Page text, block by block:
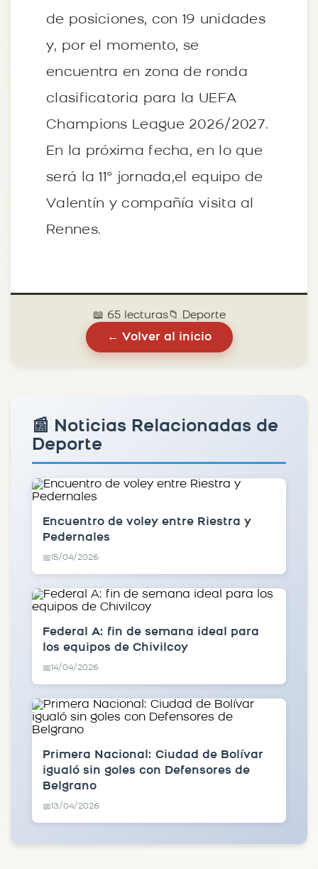
de posiciones, con 19 unidades
y, por el momento, se
encuentra en zona de ronda
clasificatoria para la UEFA
Champions League 2026/2027.
En la próxima fecha, en lo que
será la 11° jornada,el equipo de
Valentín y compañía visita al
Rennes.
📖 65 lecturas📁 Deporte
← Volver al inicio
📰 Noticias Relacionadas de
Deporte
Encuentro de voley entre Riestra y
Pedernales
📅15/04/2026
Federal A: fin de semana ideal para
los equipos de Chivilcoy
📅14/04/2026
Primera Nacional: Ciudad de Bolívar
igualó sin goles con Defensores de
Belgrano
📅13/04/2026